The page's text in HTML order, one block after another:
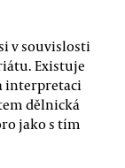
v souvislosti
Existuje
interpretaci
dělnická
jako s tím